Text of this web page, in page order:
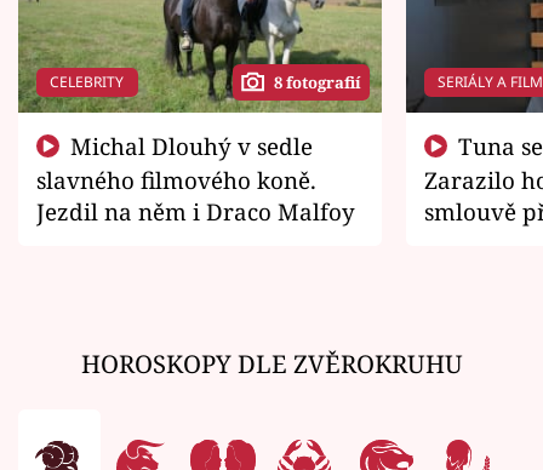
CELEBRITY 8 fotografií
slavného filmového koně.
Jezdil na něm i Draco Malfoy
SERIÁLY A
Zarazilo
smlouvě
HOROSKOPY DLE ZVĚROKRUHU